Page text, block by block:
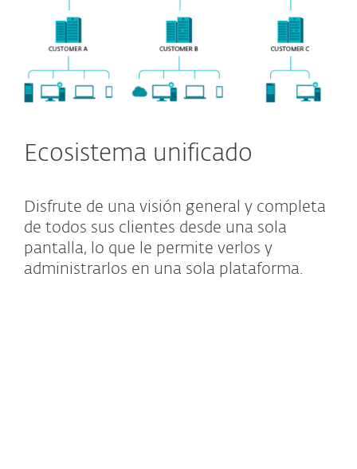
Ecosistema unificado
Disfrute de una visión general y completa
de todos sus clientes desde una sola
pantalla, lo que le permite verlos y
administrarlos en una sola plataforma.